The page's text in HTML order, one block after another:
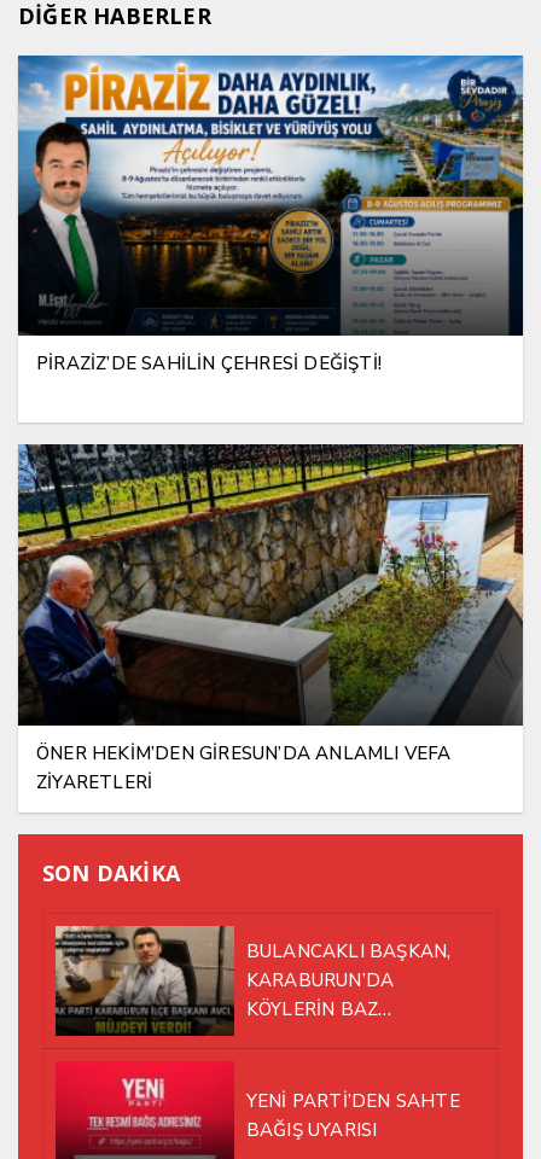
DİĞER HABERLER
PİRAZİZ’DE SAHİLİN ÇEHRESİ DEĞİŞTİ!
ÖNER HEKİM’DEN GİRESUN’DA ANLAMLI VEFA
ZİYARETLERİ
SON DAKİKA
BULANCAKLI BAŞKAN,
KARABURUN’DA
KÖYLERİN BAZ
YENİ PARTİ’DEN SAHTE
BAĞIŞ UYARISI